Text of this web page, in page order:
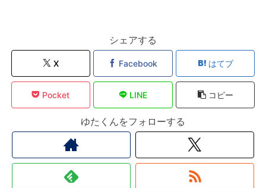
シェアする
X Facebook はてブ
Pocket LINE コピー
ゆたくんをフォローする